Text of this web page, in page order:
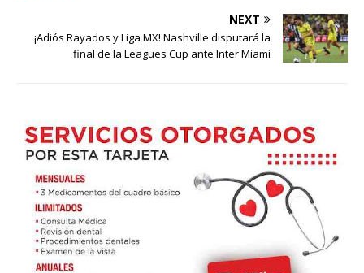
NEXT
¡Adiós Rayados y Liga MX! Nashville disputará la
final de la Leagues Cup ante Inter Miami